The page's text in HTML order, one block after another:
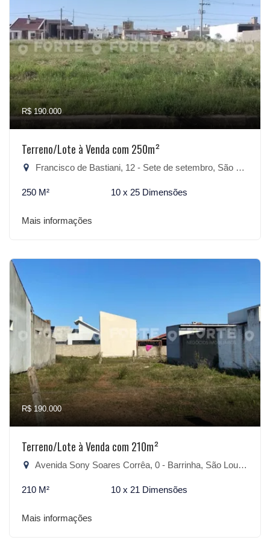
R$ 190.000
Terreno/Lote à Venda com 250m²
Francisco de Bastiani, 12 - Sete de setembro, São Lourenço do Sul-RS
250 M² 10 x 25 Dimensões
Mais informações
R$ 190.000
Terreno/Lote à Venda com 210m²
Avenida Sony Soares Corrêa, 0 - Barrinha, São Lourenço do Sul-RS
210 M² 10 x 21 Dimensões
Mais informações